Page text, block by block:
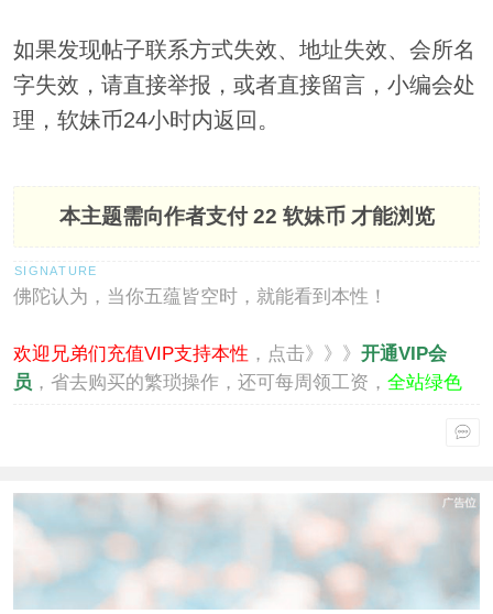
如果发现帖子联系方式失效、地址失效、会所名
字失效，请直接举报，或者直接留言，小编会处
理，软妹币24小时内返回。
本主题需向作者支付22 软妹币 才能浏览
佛陀认为，当你五蕴皆空时，就能看到本性！
欢迎兄弟们充值VIP支持本性 ，点击》》》 开通VIP会
员 ，省去购买的繁琐操作，还可每周领工资， 全站绿色